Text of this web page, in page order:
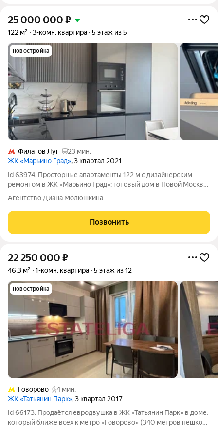
25 000 000 ₽
122 м² 3-комн. квартира 5 этаж из 5
новостройка
Филатов Луг
23 мин.
ЖК «Марьино Град», 3 квартал 2021
Id 63974. Просторные апартаменты 122 м с дизайнерским
ремонтом в ЖК «Марьино Град»: готовый дом в Новой Москве
Представьте себе место, где мегаполис остается за
горизонтом, но при этом вся инфраструктура столицы
находится в шаговой доступности.
Агентство Диана Молюшкина
Позвонить
22 250 000 ₽
46,3 м² 1-комн. квартира 5 этаж из 12
новостройка
Говорово
4 мин.
ЖК «Татьянин Парк», 3 квартал 2017
Id 66173. Продаётся евродвушка в ЖК «Татьянин Парк» в доме,
который ближе всех к метро «Говорово» (340 метров пешком)